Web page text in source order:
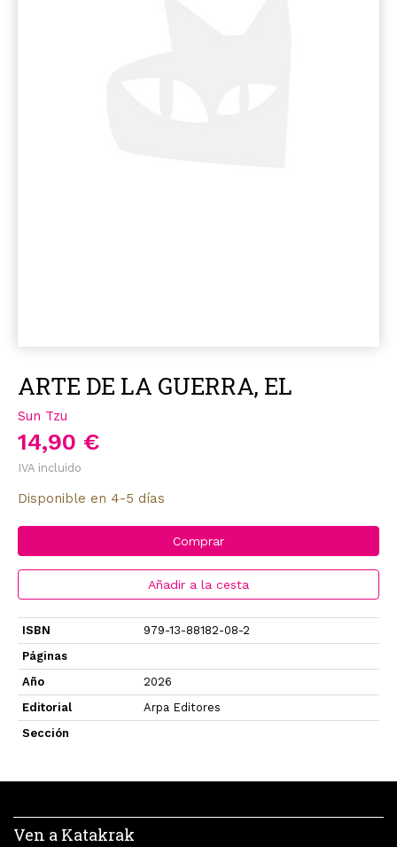
ARTE DE LA GUERRA, EL
Sun Tzu
14,90 €
IVA incluido
Disponible en 4-5 días
Comprar
Añadir a la cesta
ISBN
979-13-88182-08-2
Páginas
Año
2026
Editorial
Arpa Editores
Sección
Ven a Katakrak